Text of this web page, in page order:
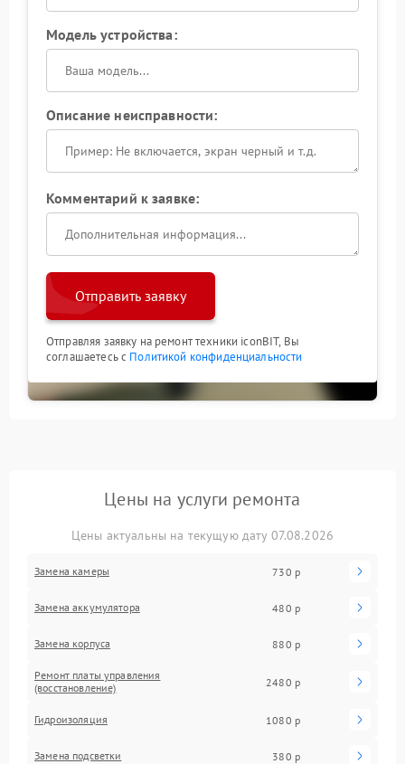
Модель устройства:
Описание неисправности:
Комментарий к заявке:
Отправить заявку
Отправляя заявку на ремонт техники iconBIT, Вы
соглашаетесь с Политикой конфиденциальности
Цены на услуги ремонта
Цены актуальны на текущую дату 07.08.2026
Замена камеры 730 р
Замена аккумулятора 480 р
Замена корпуса 880 р
Ремонт платы управления
(восстановление)
2480 р
Гидроизоляция 1080 р
Замена подсветки 380 р